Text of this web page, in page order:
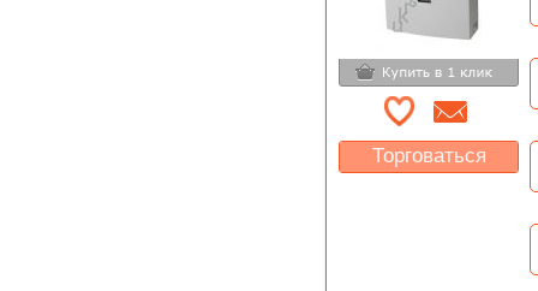
Торговаться